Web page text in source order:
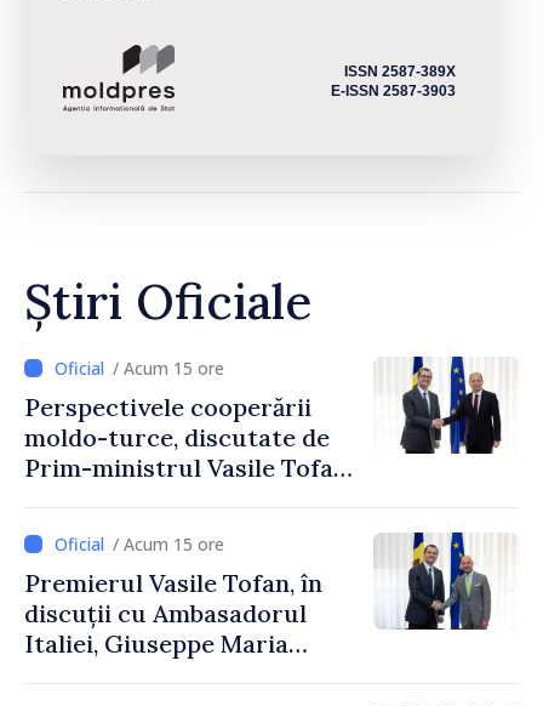
ISSN 2587-389X
E-ISSN 2587-3903
Știri Oficiale
/ Acum 15 ore
Perspectivele cooperării
moldo-turce, discutate de
Prim-ministrul Vasile Tofan
Uygar Mustafa Sertel
/ Acum 15 ore
Premierul Vasile Tofan, în
discuții cu Ambasadorul
Italiei, Giuseppe Maria